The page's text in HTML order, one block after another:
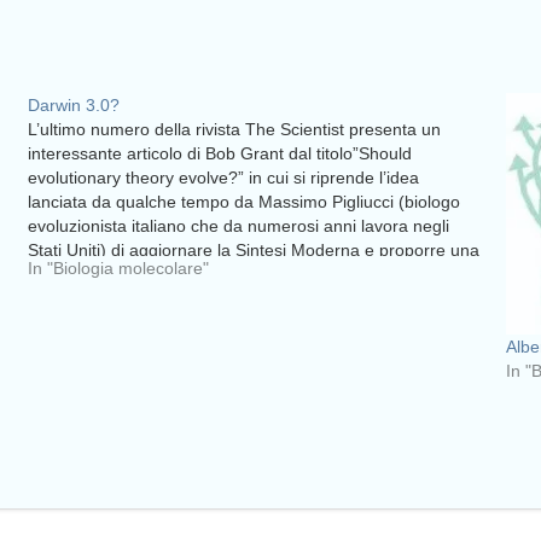
Darwin 3.0?
L’ultimo numero della rivista The Scientist presenta un
interessante articolo di Bob Grant dal titolo”Should
evolutionary theory evolve?” in cui si riprende l’idea
lanciata da qualche tempo da Massimo Pigliucci (biologo
evoluzionista italiano che da numerosi anni lavora negli
Stati Uniti) di aggiornare la Sintesi Moderna e proporre una
Sintesi…
In "Biologia molecolare"
In